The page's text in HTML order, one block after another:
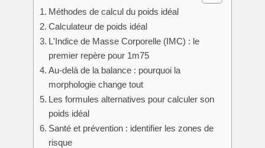
Méthodes de calcul du poids idéal
Calculateur de poids idéal
L'Indice de Masse Corporelle (IMC) : le
premier repère pour 1m75
Au-delà de la balance : pourquoi la
morphologie change tout
Les formules alternatives pour calculer son
poids idéal
Santé et prévention : identifier les zones de
risque